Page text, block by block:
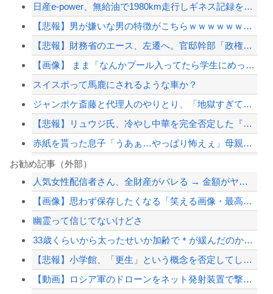
日産e-power、無給油で1980km走行しギネス記録を達成、無駄な発電や送電...
【悲報】男が嫌いな男の特徴がこちらｗｗｗｗｗｗｗｗｗｗ
【悲報】財務省のエース、左遷へ。官邸幹部「政権に協力的でなかったから」
【画像】 まま「なんかプール入ってたら学生にめっちゃ見られたw」
スイスポって馬鹿にされるような車か？
ジャンポケ斎藤と代理人のやりとり、「地獄すぎて完全にコントになってる……」と衝撃...
【悲報】リュウジ氏、冷やし中華を完全否定した『理由』、ガチでヤバイ・・・・・・
赤紙を貰った息子「うあぁ…やっぱり怖えぇ」母親「あんたぁ…」←こういう時代があっ...
ショートスリーパー堀大輔、高須幹弥にブチギレ
韓国サッカーのイメージが墜落
秋田県職員さん、会見をバスローブ＆喫煙スタイルで対応してしまい大炎上ｗ
【配信者】「金バエ」のSNS更新が1週間途絶え、様々な憶測が飛び交う。1週間ぶり...
【緊急速報】NYで警官が黒人男性の首を絞め、暴動第二波不可避へ
お勧め記事（外部）
人気女性配信者さん、全財産がバレる → 金額がヤバすぎるｗｗｗｗｗｗ
【画像】思わず保存したくなる「笑える画像・最高な画像」貼っていけｗｗｗｗｗ
幽霊って信じてないけどさ
33歳くらいから太ったせいか加齢で＊が緩んだのかチョビッと漏れるようになった
【悲報】小学館、「更生」という概念を否定してしまう
【動画】ロシア軍のドローンをネット発射装置で撃墜するウクライナ。